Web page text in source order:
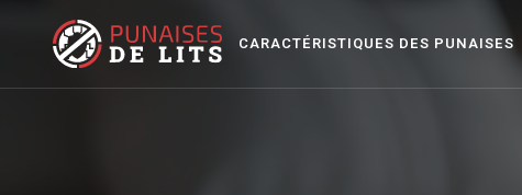
CARACTÉRISTIQUES DES PUNAISES